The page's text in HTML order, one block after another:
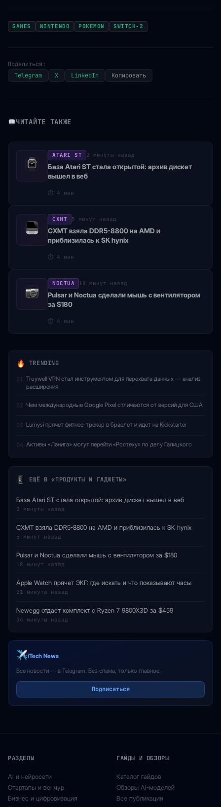
GAMES NINTENDO POKEMON SWITCH-2
Поделиться:
Telegram
X LinkedIn Копировать
ЧИТАЙТЕ ТАКЖЕ
ATARI ST 2 минуты назад
База Atari ST стала открытой: архив дискет
вышел в веб
⏱ 4 мин
CXMT 5 минут назад
CXMT взяла DDR5-8800 на AMD и
приблизилась к SK hynix
⏱ 4 мин
NOCTUA 18 минут назад
Pulsar и Noctua сделали мышь с вентилятором
за $180
⏱ 4 мин
TRENDING
01 Troywell VPN стал инструментом для перехвата данных — анализ
расширения
02 Чем международные Google Pixel отличаются от версий для США
03 Lumysi прячет фитнес-трекер в браслет и идет на Kickstarter
04 Активы «Ланита» могут перейти «Ростеху» по делу Галицкого
ЕЩЁ В «ПРОДУКТЫ И ГАДЖЕТЫ»
База Atari ST стала открытой: архив дискет вышел в веб
2 минуты назад
CXMT взяла DDR5-8800 на AMD и приблизилась к SK hynix
5 минут назад
Pulsar и Noctua сделали мышь с вентилятором за $180
18 минут назад
Apple Watch прячет ЭКГ: где искать и что показывают часы
21 минута назад
Newegg отдает комплект с Ryzen 7 9800X3D за $459
34 минуты назад
iTech News
Все новости — в Telegram. Без спама, только главное.
Подписаться
РАЗДЕЛЫ
AI и нейросети
Стартапы и венчур
Бизнес и цифровизация
ГАЙДЫ И ОБЗОРЫ
Каталог гайдов
Обзоры AI-моделей
Все публикации